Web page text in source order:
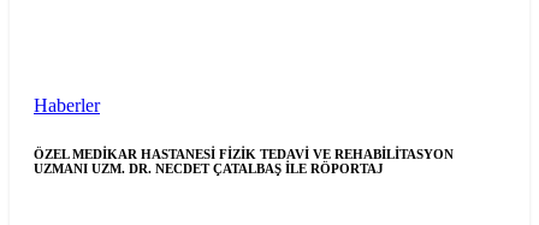
Haberler
ÖZEL MEDİKAR HASTANESİ FİZİK TEDAVİ VE REHABİLİTASYON
UZMANI UZM. DR. NECDET ÇATALBAŞ İLE RÖPORTAJ